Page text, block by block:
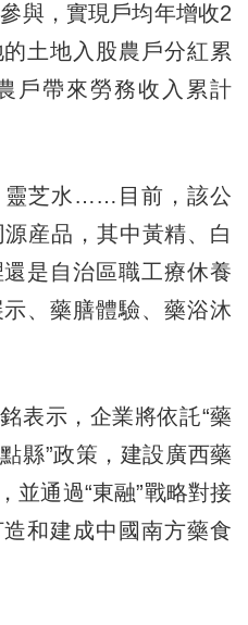
與，實現戶均年增收2
土地入股農戶分紅累
戶帶來勞務收入累計
芝水……目前，該公
産品，其中黃精、白
是自治區職工療休養
、藥膳體驗、藥浴沐
示，企業將依託“藥
縣”政策，建設廣西藥
並通過“東融”戰略對接
和建成中國南方藥食